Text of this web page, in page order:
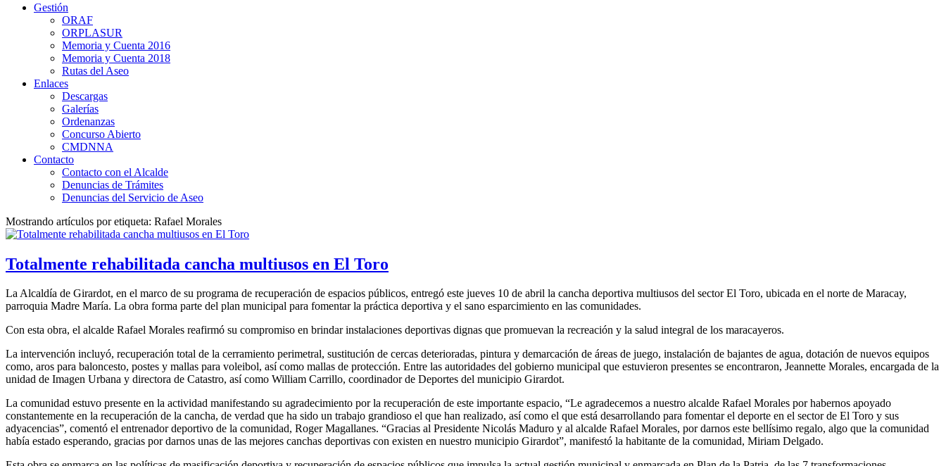
Gestión
ORAF
ORPLASUR
Memoria y Cuenta 2016
Memoria y Cuenta 2018
Rutas del Aseo
Enlaces
Descargas
Galerías
Ordenanzas
Concurso Abierto
CMDNNA
Contacto
Contacto con el Alcalde
Denuncias de Trámites
Denuncias del Servicio de Aseo
Mostrando artículos por etiqueta: Rafael Morales
Totalmente rehabilitada cancha multiusos en El Toro
La Alcaldía de Girardot, en el marco de su programa de recuperación de espacios públicos, entregó este jueves 10 de abril la cancha deportiva multiusos del sector El Toro, ubicada en el norte de Maracay,
parroquia Madre María. La obra forma parte del plan municipal para fomentar la práctica deportiva y el sano esparcimiento en las comunidades.
Con esta obra, el alcalde Rafael Morales reafirmó su compromiso en brindar instalaciones deportivas dignas que promuevan la recreación y la salud integral de los maracayeros.
La intervención incluyó, recuperación total de la cerramiento perimetral, sustitución de cercas deterioradas, pintura y demarcación de áreas de juego, instalación de bajantes de agua, dotación de nuevos equipos
como, aros para baloncesto, postes y mallas para voleibol, así como mallas de protección. Entre las autoridades del gobierno municipal que estuvieron presentes se encontraron, Jeannette Morales, encargada de la
unidad de Imagen Urbana y directora de Catastro, así como William Carrillo, coordinador de Deportes del municipio Girardot.
La comunidad estuvo presente en la actividad manifestando su agradecimiento por la recuperación de este importante espacio, “Le agradecemos a nuestro alcalde Rafael Morales por habernos apoyado
constantemente en la recuperación de la cancha, de verdad que ha sido un trabajo grandioso el que han realizado, así como el que está desarrollando para fomentar el deporte en el sector de El Toro y sus
adyacencias”, comentó el entrenador deportivo de la comunidad, Roger Magallanes. “Gracias al Presidente Nicolás Maduro y al alcalde Rafael Morales, por darnos este bellísimo regalo, algo que la comunidad
había estado esperando, gracias por darnos unas de las mejores canchas deportivas con existen en nuestro municipio Girardot”, manifestó la habitante de la comunidad, Miriam Delgado.